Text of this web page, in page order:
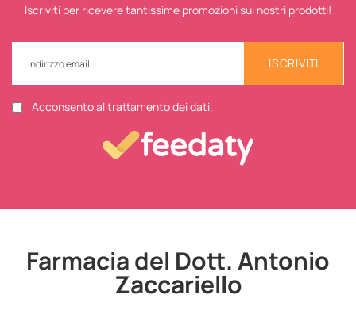
Iscriviti per ricevere tantissime promozioni sui nostri prodotti!
ISCRIVITI
Acconsento al trattamento dei dati.
Farmacia del Dott. Antonio
Zaccariello